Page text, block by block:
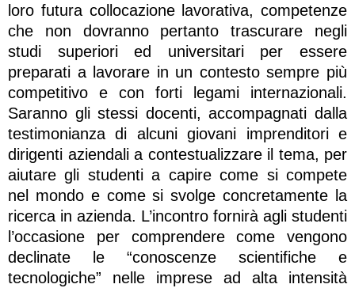
loro futura collocazione lavorativa, competenze
che non dovranno pertanto trascurare negli
studi superiori ed universitari per essere
preparati a lavorare in un contesto sempre più
competitivo e con forti legami internazionali.
Saranno gli stessi docenti, accompagnati dalla
testimonianza di alcuni giovani imprenditori e
dirigenti aziendali a contestualizzare il tema, per
aiutare gli studenti a capire come si compete
nel mondo e come si svolge concretamente la
ricerca in azienda. L’incontro fornirà agli studenti
l’occasione per comprendere come vengono
declinate le “conoscenze scientifiche e
tecnologiche” nelle imprese ad alta intensità